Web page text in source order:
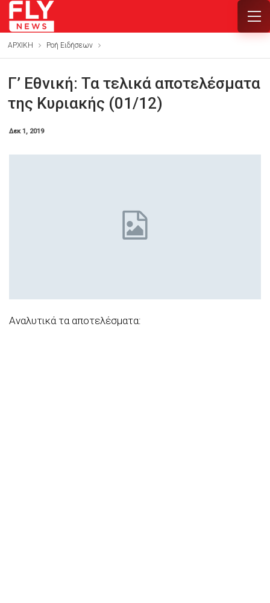
ΑΡΧΙΚΗ Ροή Ειδήσεων
Γ’ Εθνική: Τα τελικά αποτελέσματα
της Κυριακής (01/12)
Δεκ 1, 2019
Αναλυτικά τα αποτελέσματα: